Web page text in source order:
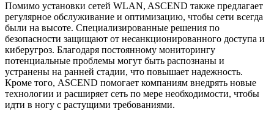
Помимо установки сетей WLAN, ASCEND также предлагает
регулярное обслуживание и оптимизацию, чтобы сети всегда
были на высоте. Специализированные решения по
безопасности защищают от несанкционированного доступа и
киберугроз. Благодаря постоянному мониторингу
потенциальные проблемы могут быть распознаны и
устранены на ранней стадии, что повышает надежность.
Кроме того, ASCEND помогает компаниям внедрять новые
технологии и расширяет сеть по мере необходимости, чтобы
идти в ногу с растущими требованиями.